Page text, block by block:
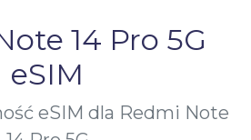
14 Pro 5G
eSIM
eSIM dla Redmi Note